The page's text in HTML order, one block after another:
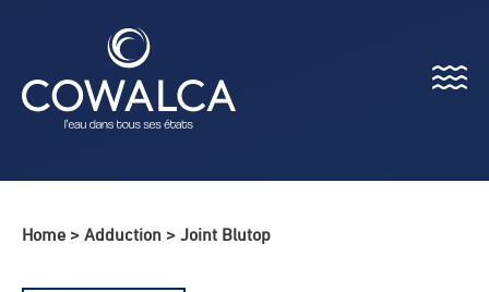
Menu
Home > Adduction > Joint Blutop